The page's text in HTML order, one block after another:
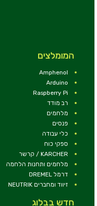
המומלצים
Amphenol
Arduino
Raspberry Pi
רב מודד
מלחמים
פנסים
כלי עבודה
ספקי כוח
KARCHER / קרשר
מלחמים ותחנות הלחמה
דרמל DREMEL
זיווד ומחברים NEUTRIK
חדש בבלוג